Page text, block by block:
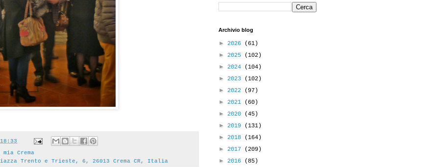
18:33
mia Crema
Trento e Trieste, 6, 26013 Crema CR, Italia
Archivio blog
► 2026
(61)
► 2025
(102)
► 2024
(104)
► 2023
(102)
► 2022
(97)
► 2021
(60)
► 2020
(45)
► 2019
(131)
► 2018
(164)
► 2017
(209)
► 2016
(85)